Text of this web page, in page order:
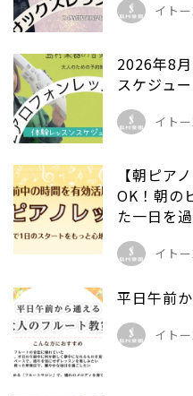
イト
2026年8
スケジュ
イト
【朝ピア
OK！朝の
た一日を
イト
平日午前
イト